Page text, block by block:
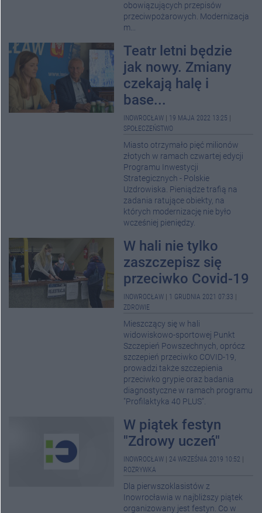
obowiązujących przepisów
przeciwpożarowych. Modernizacja
m...
Teatr letni będzie
jak nowy. Zmiany
czekają halę i
base...
INOWROCŁAW 19 MAJA 2022 13:25
SPOŁECZEŃSTWO
Miasto otrzymało pięć milionów
złotych w ramach czwartej edycji
Programu Inwestycji
Strategicznych - Polskie
Uzdrowiska. Pieniądze trafią na
zadania ratujące obiekty, na
których modernizację nie było
wcześniej pieniędzy.
W hali nie tylko
zaszczepisz się
przeciwko Covid-19
INOWROCŁAW 1 GRUDNIA 2021 07:33
ZDROWIE
Mieszczący się w hali
widowiskowo-sportowej Punkt
Szczepień Powszechnych, oprócz
szczepień przeciwko COVID-19,
prowadzi także szczepienia
przeciwko grypie oraz badania
diagnostyczne w ramach programu
"Profilaktyka 40 PLUS".
W piątek festyn
"Zdrowy uczeń"
INOWROCŁAW 24 WRZEŚNIA 2019 10:52
ROZRYWKA
Dla pierwszoklasistów z
Inowrocławia w najbliższy piątek
organizowany jest festyn. Co w